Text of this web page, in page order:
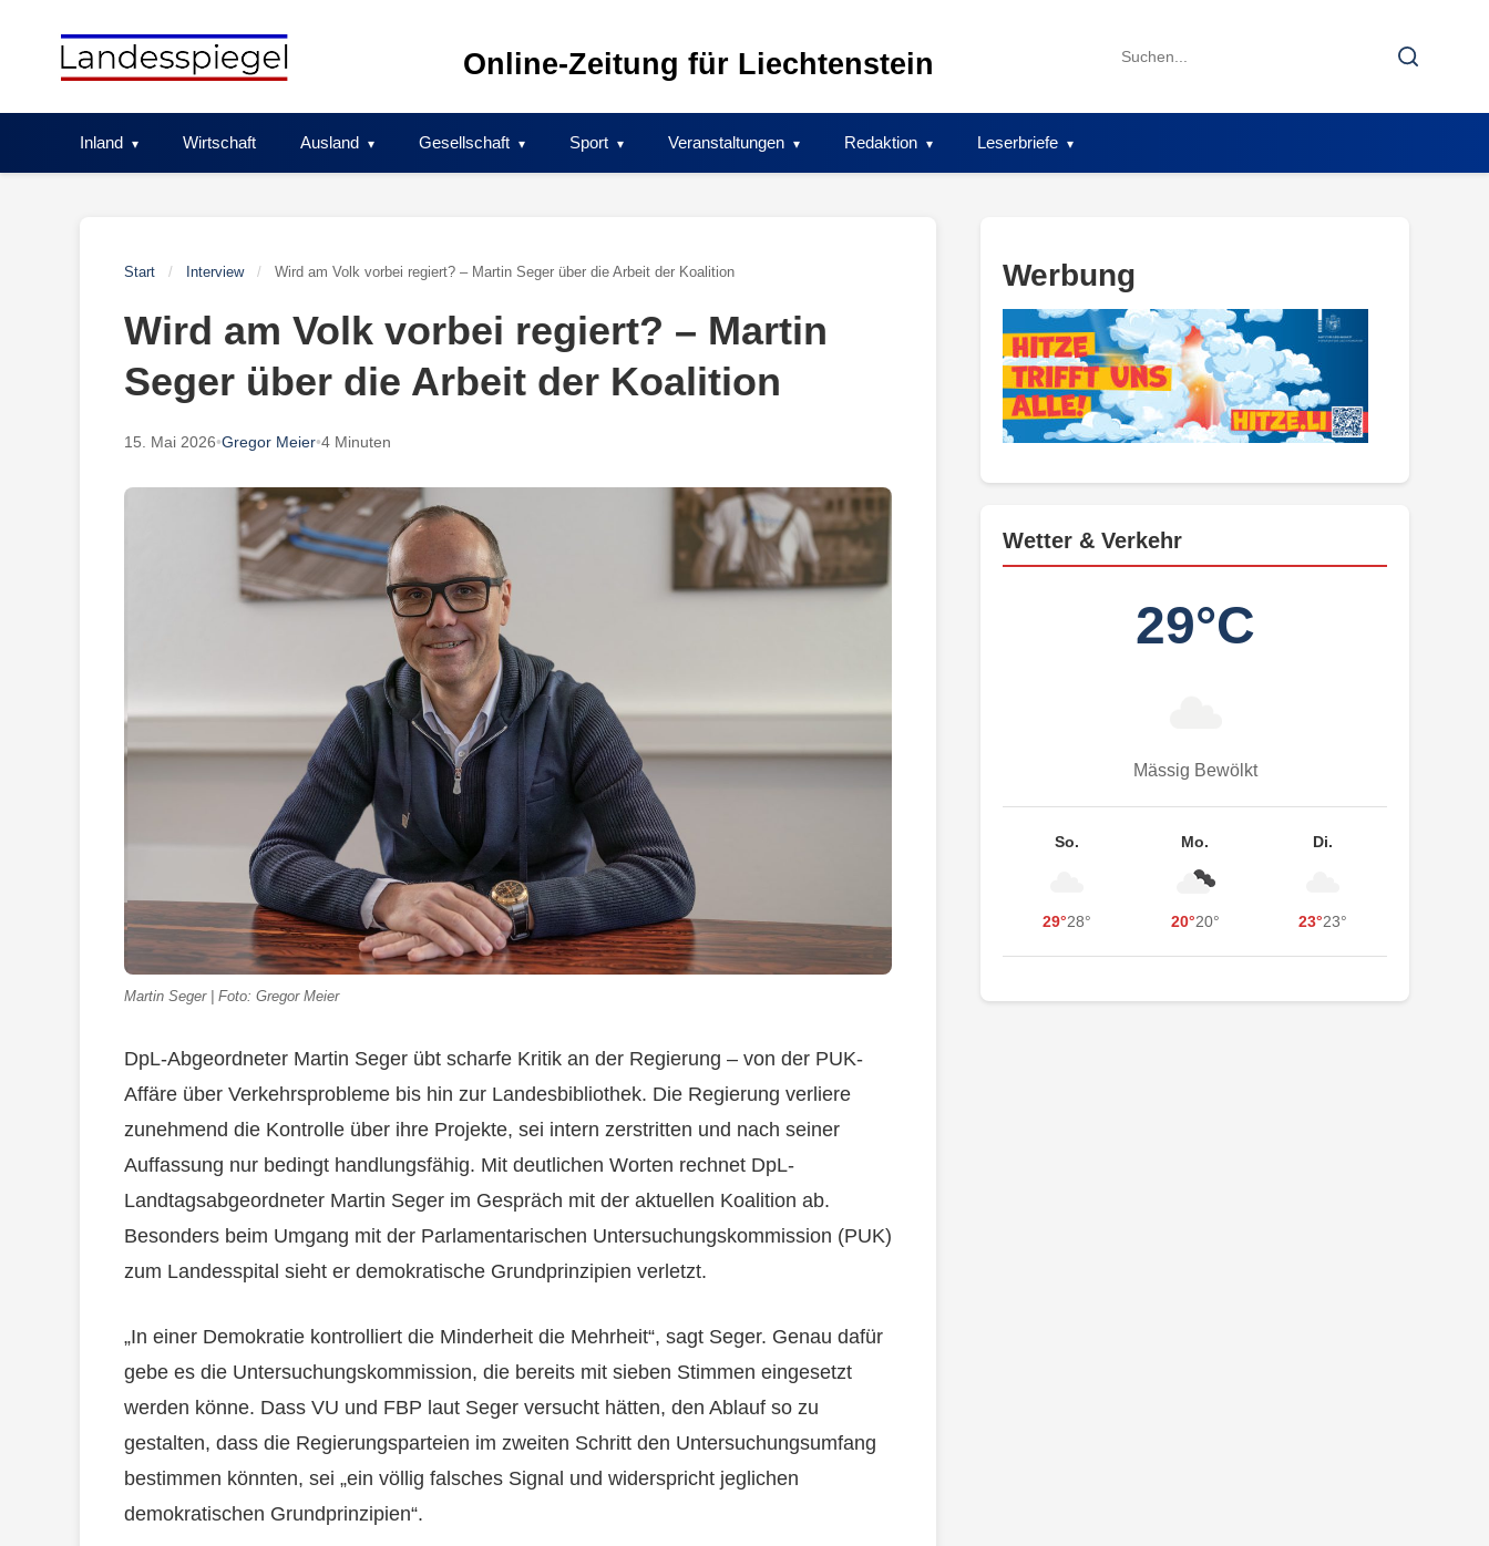
Online-Zeitung für Liechtenstein
Search
Search
Inland Wirtschaft Ausland Gesellschaft Sport Veranstaltungen Redaktion Leserbriefe
Start / Interview / Wird am Volk vorbei regiert? – Martin Seger über die Arbeit der Koalition
Wird am Volk vorbei regiert? – Martin
Seger über die Arbeit der Koalition
15. Mai 2026•Gregor Meier•4 Minuten
Martin Seger | Foto: Gregor Meier
DpL-Abgeordneter Martin Seger übt scharfe Kritik an der Regierung – von der PUK-
Affäre über Verkehrsprobleme bis hin zur Landesbibliothek. Die Regierung verliere
zunehmend die Kontrolle über ihre Projekte, sei intern zerstritten und nach seiner
Auffassung nur bedingt handlungsfähig. Mit deutlichen Worten rechnet DpL-
Landtagsabgeordneter Martin Seger im Gespräch mit der aktuellen Koalition ab.
Besonders beim Umgang mit der Parlamentarischen Untersuchungskommission (PUK)
zum Landesspital sieht er demokratische Grundprinzipien verletzt.
„In einer Demokratie kontrolliert die Minderheit die Mehrheit“, sagt Seger. Genau dafür
gebe es die Untersuchungskommission, die bereits mit sieben Stimmen eingesetzt
werden könne. Dass VU und FBP laut Seger versucht hätten, den Ablauf so zu
gestalten, dass die Regierungsparteien im zweiten Schritt den Untersuchungsumfang
bestimmen könnten, sei „ein völlig falsches Signal und widerspricht jeglichen
demokratischen Grundprinzipien“.
Werbung
Wetter & Verkehr
29°C
Mässig Bewölkt
So.
29°28°
Mo.
20°20°
Di.
23°23°